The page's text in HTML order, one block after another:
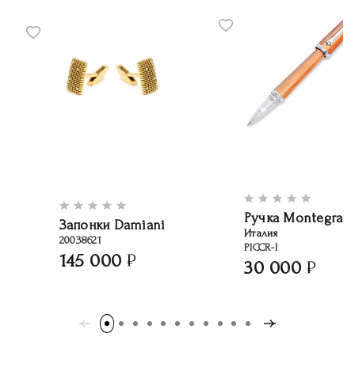
Запонки Damiani
20038621
145 000
Ручка
Италия
PICCR-I
30 000